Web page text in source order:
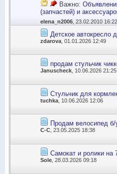
Важно:
(запчастей) и
elena_n2006 , 23.02.2010 16:22
Детское автокресло
zdarova , 01.01.2026 12:49
продам стульчик
Januscheck , 10.06.2026 21:25
Стульчик для
tuchka , 10.06.2026 12:06
Продам велосипед
С-С , 23.05.2025 18:38
Самокат и ролики на
Sole , 28.03.2026 09:18